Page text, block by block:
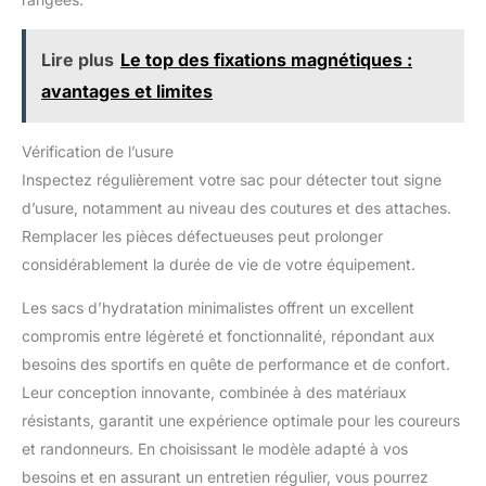
tous les besoins de nettoyage des poches à eau
Lire plus Le top des fixations magnétiques :
avantages et limites
Vérification de l’usure
Inspectez régulièrement votre sac pour détecter tout signe
d’usure, notamment au niveau des coutures et des attaches.
Remplacer les pièces défectueuses peut prolonger
considérablement la durée de vie de votre équipement.
Les sacs d’hydratation minimalistes offrent un excellent
compromis entre légèreté et fonctionnalité, répondant aux
besoins des sportifs en quête de performance et de confort.
Leur conception innovante, combinée à des matériaux
résistants, garantit une expérience optimale pour les coureurs
et randonneurs. En choisissant le modèle adapté à vos
besoins et en assurant un entretien régulier, vous pourrez